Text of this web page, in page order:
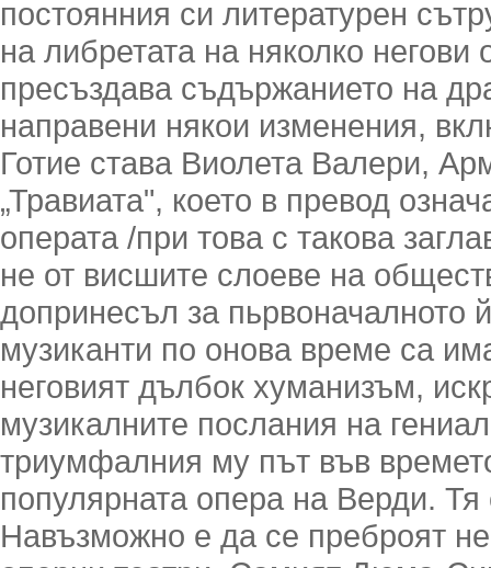
постоянния си литературен
на либретата на няколко
пресъздава съдържанието на
направени някои изменения,
Готие става Виолета Валери,
„Травиата", което в превод
операта /при това с такова
не от висшите слоеве на
допринесъл за пьрвоначалното
музиканти по онова време са
неговият дълбок хуманизъм,
музикалните послания на
триумфалния му път във
популярната опера на Верди.
Навъзможно е да се преброят